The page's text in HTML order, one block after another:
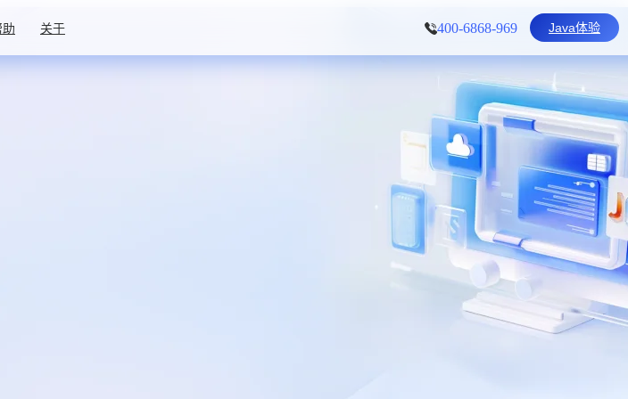
助 关于 400-6868-969 Java体验